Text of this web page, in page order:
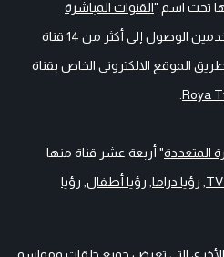
تحت اسم "القنوات المباشرة
" وهي ميزة تتيح للمستخدمين الوصول إلى أكثر من 14 قناة
الموقع الالكتروني الخاص بقناة
Roya
المتعددة" أربعة عشر قناة منها
رؤيا دراما رؤيا أطفال رؤيا